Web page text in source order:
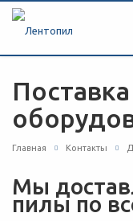
Главная Контакты
Мы
пилы по